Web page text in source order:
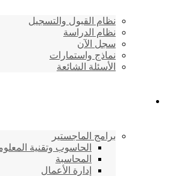
نظام القبول والتسجيل
نظام الدراسة
سجل الآن
نماذج واستمارات
الأسئلة الشائعة
برامج الماجستير
الحاسوب وتقنية
المحاسبة
إدارة الأعمال